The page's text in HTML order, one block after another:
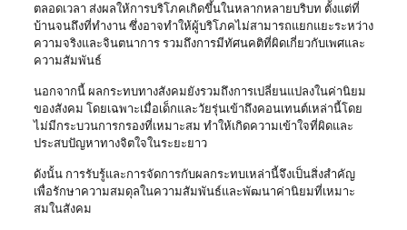
ตลอดเวลา ส่งผลให้การบริโภคเกิดขึ้นในหลากหลายบริบท ตั้งแต่ที่
บ้านจนถึงที่ทำงาน ซึ่งอาจทำให้ผู้บริโภคไม่สามารถแยกแยะระหว่าง
ความจริงและจินตนาการ รวมถึงการมีทัศนคติที่ผิดเกี่ยวกับเพศและ
ความสัมพันธ์
นอกจากนี้ ผลกระทบทางสังคมยังรวมถึงการเปลี่ยนแปลงในค่านิยม
ของสังคม โดยเฉพาะเมื่อเด็กและวัยรุ่นเข้าถึงคอนเทนต์เหล่านี้โดย
ไม่มีกระบวนการกรองที่เหมาะสม ทำให้เกิดความเข้าใจที่ผิดและ
ประสบปัญหาทางจิตใจในระยะยาว
ดังนั้น การรับรู้และการจัดการกับผลกระทบเหล่านี้จึงเป็นสิ่งสำคัญ
เพื่อรักษาความสมดุลในความสัมพันธ์และพัฒนาค่านิยมที่เหมาะ
สมในสังคม